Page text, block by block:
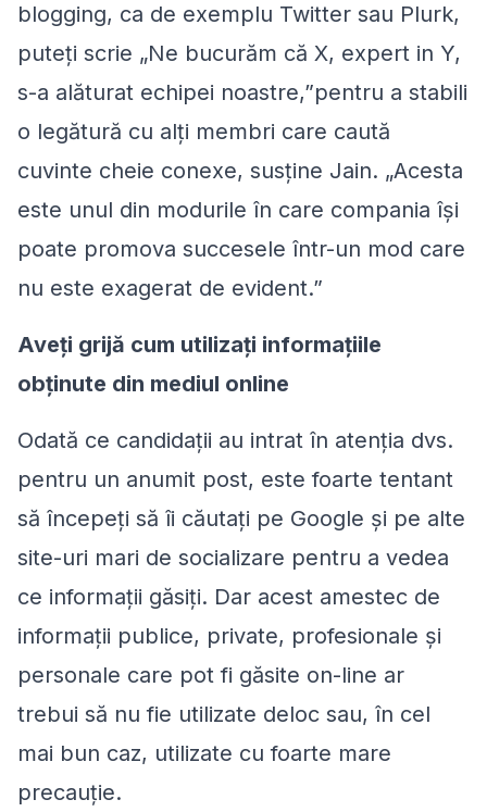
blogging, ca de exemplu Twitter sau Plurk,
puteţi scrie „Ne bucurăm că X, expert in Y,
s-a alăturat echipei noastre,”pentru a stabili
o legătură cu alţi membri care caută
cuvinte cheie conexe, susţine Jain. „Acesta
este unul din modurile în care compania îşi
poate promova succesele într-un mod care
nu este exagerat de evident.”
Aveţi grijă cum utilizaţi informaţiile
obţinute din mediul online
Odată ce candidaţii au intrat în atenţia dvs.
pentru un anumit post, este foarte tentant
să începeţi să îi căutaţi pe Google şi pe alte
site-uri mari de socializare pentru a vedea
ce informaţii găsiţi. Dar acest amestec de
informaţii publice, private, profesionale şi
personale care pot fi găsite on-line ar
trebui să nu fie utilizate deloc sau, în cel
mai bun caz, utilizate cu foarte mare
precauţie.